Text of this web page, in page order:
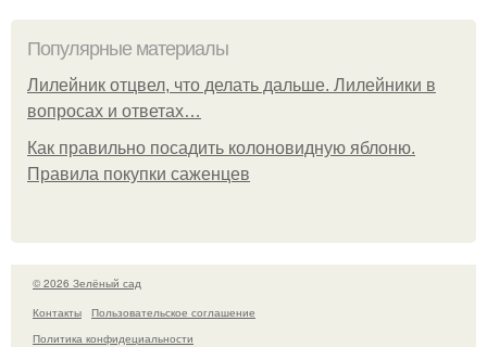
Популярные материалы
Лилейник отцвел, что делать дальше. Лилейники в
вопросах и ответах…
Как правильно посадить колоновидную яблоню.
Правила покупки саженцев
© 2026 Зелёный сад
Контакты
Пользовательское соглашение
Политика конфидециальности